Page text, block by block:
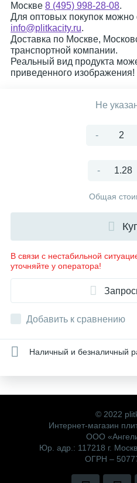
Москве 8 (495) 998-28-08.
Для оптовых покупок можно
info@plitkacity.ru.
Доставка по Москве,
транспортной компании.
Реальный вид продукта
приведенного изображения!
Не
-
-
Общая
В связи с нестабильной
уточняйте у оператора!
Добавить к сравнению
Наличный и безналичный
© 2022
Интернет-магазин
ООО
Юр. адр.: 117218 г.
ОГРН –